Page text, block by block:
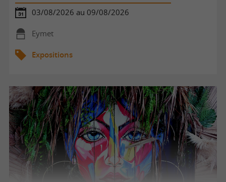
03/08/2026 au 09/08/2026
Eymet
Expositions